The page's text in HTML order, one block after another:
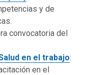
y de
convocatoria del
en el trabajo:
en el